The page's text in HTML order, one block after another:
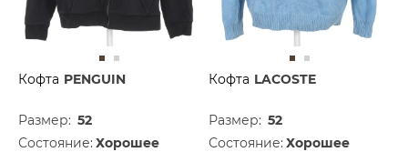
Кофта PENGUIN
Размер: 52
Состояние: Хорошее
Кофта LACOSTE
Размер: 52
Состояние: Хорошее